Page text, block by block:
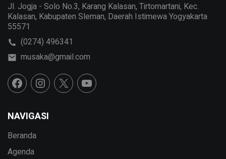
Jl. Jogja - Solo No.3, Karang Kalasan, Tirtomartani, Kec.
Kalasan, Kabupaten Sleman, Daerah Istimewa Yogyakarta
55571
(0274) 496341
musaka@gmail.com
NAVIGASI
Beranda
Agenda